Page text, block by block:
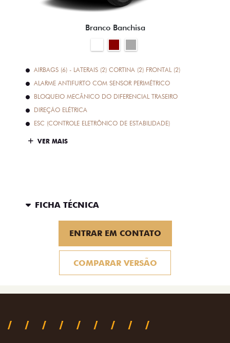
Branco Banchisa
AIRBAGS (6) - LATERAIS (2) CORTINA (2) FRONTAL (2)
ALARME ANTIFURTO COM SENSOR PERIMÉTRICO
BLOQUEIO MECÂNICO DO DIFERENCIAL TRASEIRO
DIREÇÃO ELÉTRICA
ESC (CONTROLE ELETRÔNICO DE ESTABILIDADE)
VER MAIS
FICHA TÉCNICA
ENTRAR EM CONTATO
COMPARAR VERSÃO